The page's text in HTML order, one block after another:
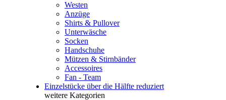
Westen
Anzüge
Shirts & Pullover
Unterwäsche
Socken
Handschuhe
Mützen & Stirnbänder
Accessoires
Fan - Team
Einzelstücke über die Hälfte reduziert
weitere Kategorien